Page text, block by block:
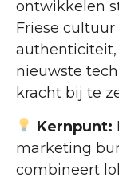
ontwikkelen
Friese
nieuwste
kracht bij te
Kernpunt:
marketing
combineert